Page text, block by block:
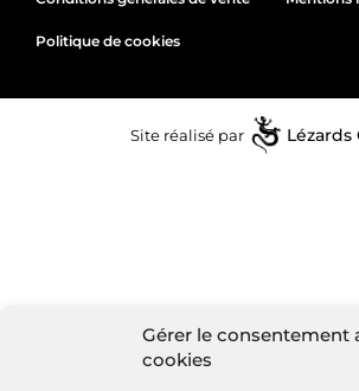
Gérer le consentement
cookies
Politique de cookies
Site réalisé par Lézards